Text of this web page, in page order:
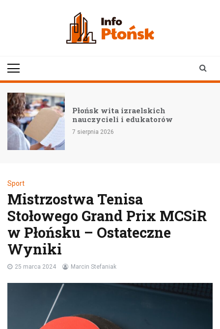
Płońsk wita izraelskich
nauczycieli i edukatorów
7 sierpnia 2026
Sport
Mistrzostwa Tenisa
Stołowego Grand Prix MCSiR
w Płońsku – Ostateczne
Wyniki
25 marca 2024 Marcin Stefaniak